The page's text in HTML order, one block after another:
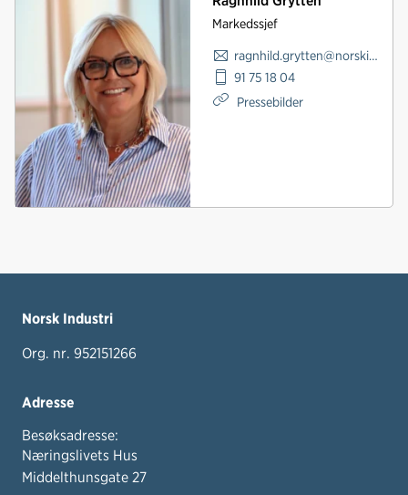
Markedssjef
ragnhild.grytten@norskindustri.no
91 75 18 04
Pressebilder
Norsk Industri
Org. nr. 952151266
Adresse
Besøksadresse:
Næringslivets Hus
Middelthunsgate 27